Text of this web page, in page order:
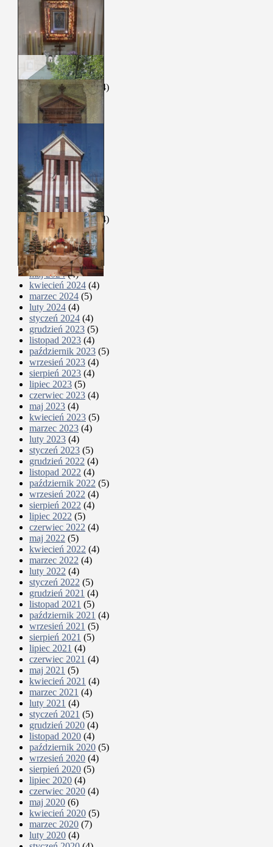
maj 2026(4)
kwiecień 2026
(4)
marzec 2026(5)
luty 2026(4)
styczeń 2026(4)
grudzień 2025(4)
listopad 2025(5)
październik 2025(4)
wrzesień 2025 (4)
sierpień 2025(5)
lipiec 2025(4)
czerwiec 2025
maj 2025(4)
kwiecień 2025
marzec 2025(5)
luty 2025(4)
styczeń 2025(4)
grudzień 2024(4)
listopad 2024(5)
październik 2024(4)
wrzesień 2024(5)
sierpień 2024(4)
lipiec 2024(4)
czerwiec 2024(5)
maj 2024(4)
kwiecień 2024 (4)
marzec 2024 (5)
luty 2024 (4)
styczeń 2024 (4)
grudzień 2023 (5)
listopad 2023 (4)
październik 2023 (5)
wrzesień 2023 (4)
sierpień 2023 (4)
lipiec 2023 (5)
czerwiec 2023 (4)
maj 2023 (4)
kwiecień 2023 (5)
marzec 2023 (4)
luty 2023 (4)
styczeń 2023 (5)
grudzień 2022 (4)
listopad 2022 (4)
październik 2022 (5)
wrzesień 2022 (4)
sierpień 2022 (4)
lipiec 2022 (5)
czerwiec 2022 (4)
maj 2022 (5)
kwiecień 2022 (4)
marzec 2022 (4)
luty 2022 (4)
styczeń 2022 (5)
grudzień 2021 (4)
listopad 2021 (5)
październik 2021 (4)
wrzesień 2021 (5)
sierpień 2021 (5)
lipiec 2021 (4)
czerwiec 2021 (4)
maj 2021 (5)
kwiecień 2021 (4)
marzec 2021 (4)
luty 2021 (4)
styczeń 2021 (5)
grudzień 2020 (4)
listopad 2020 (4)
październik 2020 (5)
wrzesień 2020 (4)
sierpień 2020 (5)
lipiec 2020 (4)
czerwiec 2020 (4)
maj 2020 (6)
kwiecień 2020 (5)
marzec 2020 (7)
luty 2020 (4)